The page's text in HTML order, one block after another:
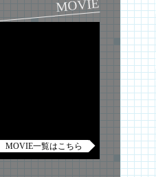
MOVIE
MOVIE一覧はこちら